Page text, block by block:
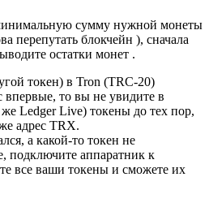
сумму нужной монеты
перепутать блокчейн ), сначала
остатки монет .
токен) в Tron (TRC-20)
впервые, то вы не увидите в
Ledger Live) токены до тех пор,
адрес TRX.
а какой-то токен не
подключите аппаратник к
все ваши токены и сможете их